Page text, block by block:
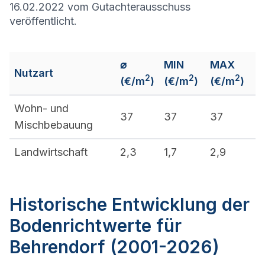
16.02.2022 vom Gutachterausschuss
veröffentlicht.
Nutzart
⌀
(€/m2)
MIN
(€/m2)
MAX
(€/m2)
Wohn- und
Mischbebauung
37 37 37
Landwirtschaft 2,3 1,7 2,9
Historische Entwicklung der
Bodenrichtwerte für
Behrendorf (2001-2026)